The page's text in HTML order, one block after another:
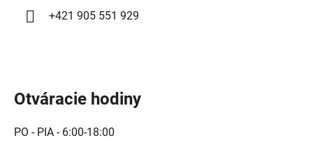
+421 905 551 929
Otváracie hodiny
PO - PIA - 6:00-18:00